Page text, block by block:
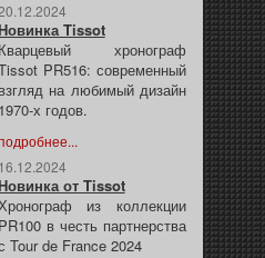
Новинка Tissot
Кварцевый хронограф
PR516: современный
взгляд на любимый дизайн
1970-х годов.
16.12.2024
Новинка от Tissot
из коллекции
PR100 в честь партнерства
Tour de France 2024